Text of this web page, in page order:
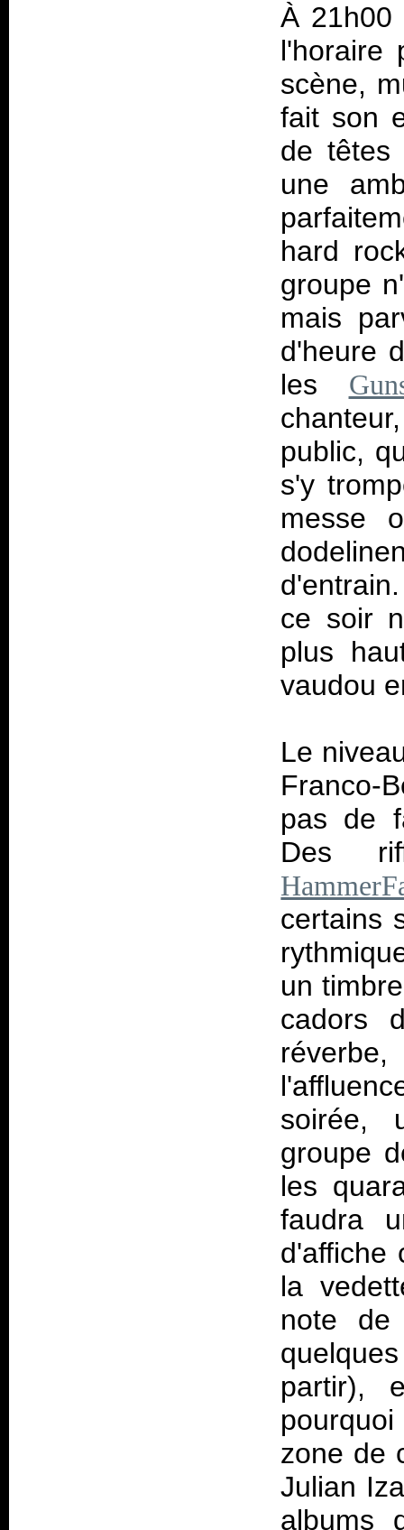
À 21h00
l'horaire
scène,
fait son
de têtes
une
hard
groupe
mais
d'heure
les
public,
s'y
messe
ce soir
plus
vaudou
Le
Franco-
pas de
Des
certains
un
cadors
soirée,
groupe
les
faudra
d'affiche
la
note
partir),
zone de
Julian
albums